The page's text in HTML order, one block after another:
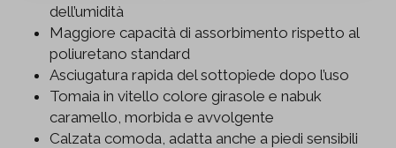
dell’umidità
Maggiore capacità di assorbimento rispetto al
poliuretano standard
Asciugatura rapida del sottopiede dopo l’uso
Tomaia in vitello colore girasole e nabuk
caramello, morbida e avvolgente
Calzata comoda, adatta anche a piedi sensibili